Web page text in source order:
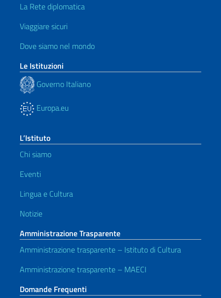
La Rete diplomatica
Viaggiare sicuri
Dove siamo nel mondo
Le Istituzioni
Governo Italiano
Europa.eu
L’Istituto
Chi siamo
Eventi
Lingua e Cultura
Notizie
Amministrazione Trasparente
Amministrazione trasparente – Istituto di Cultura
Amministrazione trasparente – MAECI
Domande Frequenti